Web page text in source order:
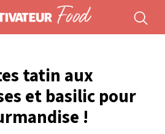
tatin aux
et basilic pour
!